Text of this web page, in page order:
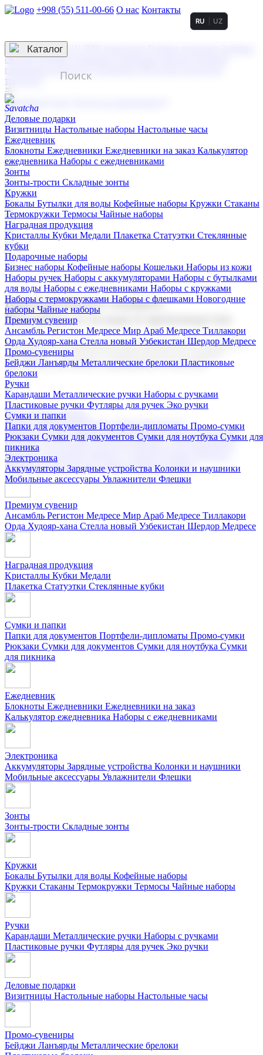
+998 (55) 511-00-66 О нас Контакты
3D гравировка
смолой (Doming)
гравировка твердая
тиснение
RU UZ
☰
Контакты
Каталог
Деловые подарки
Визитницы Настольные наборы Настольные часы
Ежедневник
Блокноты Ежедневники Ежедневники на заказ Калькулятор
ежедневника Наборы с ежедневниками
Зонты
Зонты-трости Складные зонты
Кружки
Бокалы Бутылки для воды Кофейные наборы Кружки Стаканы
Термокружки Термосы Чайные наборы
Наградная продукция
Kристаллы Кубки Медали Плакетка Статуэтки Стеклянные
кубки
Подарочные наборы
Бизнес наборы Кофейные наборы Кошельки Наборы из кожи
Наборы ручек Наборы с аккумуляторами Наборы с бутылками
для воды Наборы с ежедневниками Наборы с кружками
Наборы с термокружками Наборы с флешками Новогодние
наборы Чайные наборы
Премиум сувенир
Ансамбль Регистон Медресе Мир Араб Медресе Тиллакори
Орда Худояр-хана Стелла новый Узбекистан Шердор Медресе
Промо-сувениры
Бейджи Ланъярды Металлические брелоки Пластиковые
брелоки
Ручки
Карандаши Металлические ручки Наборы с ручками
Пластиковые ручки Футляры для ручек Эко ручки
Сумки и папки
Папки для документов Портфели-дипломаты Промо-сумки
Рюкзаки Сумки для документов Сумки для ноутбука Сумки для
пикника
Электроника
Аккумуляторы Зарядные устройства Колонки и наушники
Мобильные аксессуары Увлажнители Флешки
Корпоративные подарки
Поставка со склада и производство
Мы предлагаем широкий выбор корпоративных подарков и
сувениров с логотипом. В нашем каталоге вы найдете
продукцию для бизнеса, мероприятия и клиентов.
Подарочные наборы
Бизнес наборыКофейные наборы Кошельки
Наборы из кожиНаборы ручекНаборы с аккумуляторами
Наборы с бутылками для воды
Наборы с ежедневниками
Наборы с кружками
флешкамиНовогодние наборыЧайные наборы
Премиум сувенир
Ансамбль Регистон Медресе Мир Араб Медресе Тиллакори
Орда Худояр-хана Стелла новый Узбекистан Шердор Медресе
Наградная продукция
Kристаллы Кубки Медали
Плакетка Статуэтки Стеклянные кубки
Сумки и папки
Папки для документов Портфели-дипломаты Промо-сумки
Рюкзаки Сумки для документов Сумки для ноутбука Сумки
для пикника
Ежедневник
Блокноты Ежедневники Ежедневники на заказ
Калькулятор ежедневника Наборы с ежедневниками
Электроника
Аккумуляторы Зарядные устройства Колонки и наушники
Мобильные аксессуары Увлажнители Флешки
Зонты
Зонты-трости Складные зонты
Кружки
Бокалы Бутылки для воды Кофейные наборы
Кружки Стаканы Термокружки Термосы Чайные наборы
Ручки
Карандаши Металлические ручки Наборы с ручками
Пластиковые ручки Футляры для ручек Эко ручки
Деловые подарки
Визитницы Настольные наборы Настольные часы
Промо-сувениры
Бейджи Ланъярды Металлические брелоки